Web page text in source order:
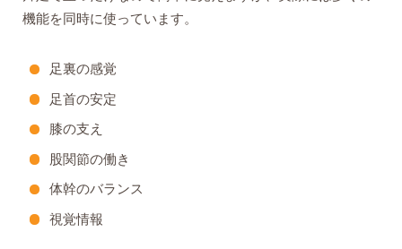
機能を同時に使っています。
足裏の感覚
足首の安定
膝の支え
股関節の働き
体幹のバランス
視覚情報